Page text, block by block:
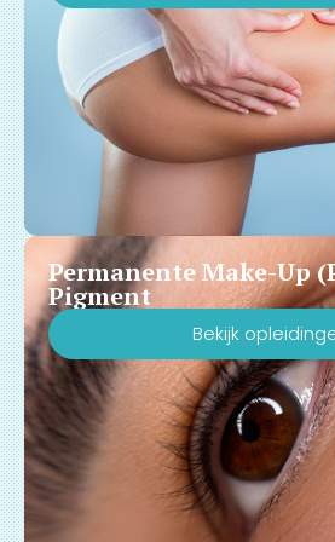
Permanente Make-Up
Pigment
Bekijk